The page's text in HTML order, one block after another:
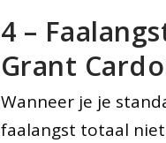
4 –
Grant
Wanneer je je
faalangst totaal